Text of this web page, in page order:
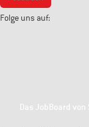
Folge uns auf:
Das JobBoard